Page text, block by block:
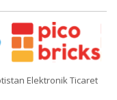
Elektronik Ticaret